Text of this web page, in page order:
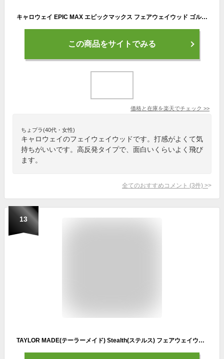
キャロウェイ EPIC MAX エピックマックス フェアウェイウッド ゴルフ Diamana 40 for Callaway 2021年 メンズ Callaway outlet 220101_sim_epic ゴルフ5 hatuuri_club
この商品をサイトでみる
価格と在庫を楽天でチェック >>
ちょプラ(40代・女性)
キャロウェイのフェイウェイウッドです。打感がよくて気
持ちがいいです。高反発タイプで、面白いくらいよく飛び
ます。
全てのおすすめコメント (3件) >
13
TAYLOR MADE(テーラーメイド) Stealth(ステルス) フェアウェイウッド カーボンシャフト レディースゴルフクラブ 右用 W#5 ロフト角 : 18 フレックス : A